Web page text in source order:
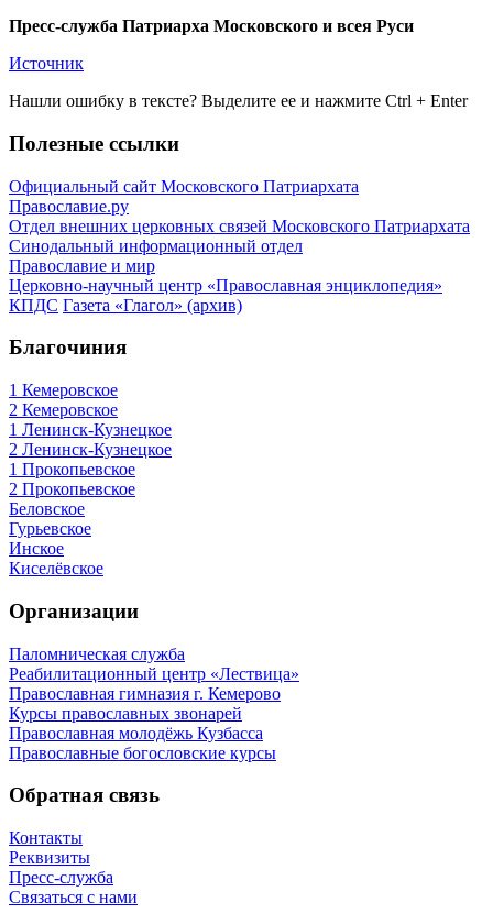
Пресс-служба Патриарха Московского и всея Руси
Источник
Нашли ошибку в тексте? Выделите ее и нажмите Ctrl + Enter
Полезные ссылки
Официальный сайт Московского Патриархата
Православие.ру
Отдел внешних церковных связей Московского Патриархата
Синодальный информационный отдел
Православие и мир
Церковно-научный центр «Православная энциклопедия»
КПДС Газета «Глагол» (архив)
Благочиния
1 Кемеровское
2 Кемеровское
1 Ленинск-Кузнецкое
2 Ленинск-Кузнецкое
1 Прокопьевское
2 Прокопьевское
Беловское
Гурьевское
Инское
Киселёвское
Организации
Паломническая служба
Реабилитационный центр «Лествица»
Православная гимназия г. Кемерово
Курсы православных звонарей
Православная молодёжь Кузбасса
Православные богословские курсы
Обратная связь
Контакты
Реквизиты
Пресс-служба
Связаться с нами